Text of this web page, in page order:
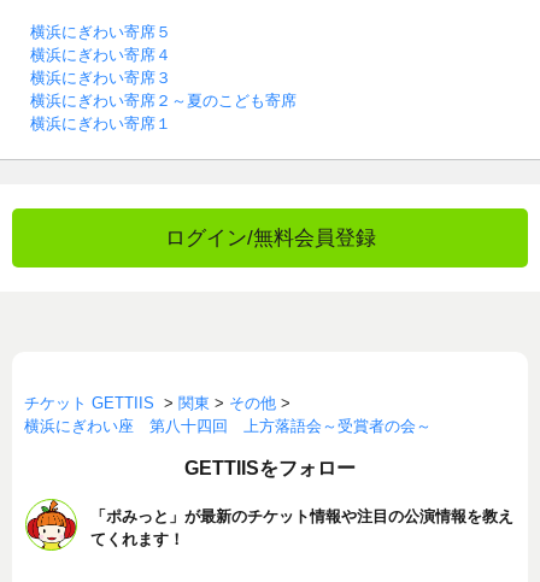
横浜にぎわい寄席５
横浜にぎわい寄席４
横浜にぎわい寄席３
横浜にぎわい寄席２～夏のこども寄席
横浜にぎわい寄席１
ログイン/無料会員登録
チケット GETTIIS > 関東 > その他 >
横浜にぎわい座 第八十四回 上方落語会～受賞者の会～
GETTIISをフォロー
「ポみっと」が最新のチケット情報や注目の公演情報を教え
てくれます！